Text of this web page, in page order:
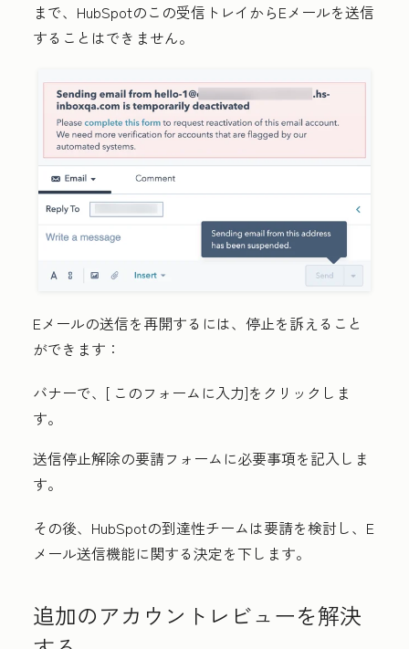
まで、HubSpotのこの受信トレイからEメールを送信
することはできません。
Eメールの送信を再開するには、停止を訴えること
ができます：
バナーで、[ このフォームに入力]をクリックしま
す。
送信停止解除の要請フォームに必要事項を記入しま
す。
その後、HubSpotの到達性チームは要請を検討し、E
メール送信機能に関する決定を下します。
追加のアカウントレビューを解決